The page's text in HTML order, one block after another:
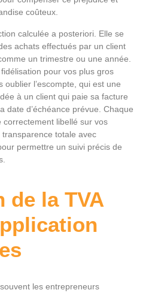
coûteux.
calculée a posteriori. Elle se
achats effectués par un client
un trimestre ou une année.
pour vos plus gros
oublier l’escompte, qui est une
à un client qui paie sa facture
date d’échéance prévue. Chaque
libellé sur vos
totale avec
permettre un suivi précis de
de la TVA
les entrepreneurs